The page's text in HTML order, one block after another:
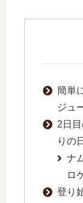
簡単
ジュ
2日
りの日
ナ
ロ
登り